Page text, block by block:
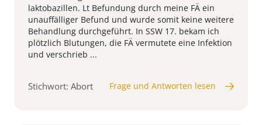
laktobazillen. Lt Befundung durch meine FÄ ein
unauffälliger Befund und wurde somit keine weitere
Behandlung durchgeführt. In SSW 17. bekam ich
plötzlich Blutungen, die FÄ vermutete eine Infektion
und verschrieb ...
Stichwort: Abort Frage und Antworten lesen